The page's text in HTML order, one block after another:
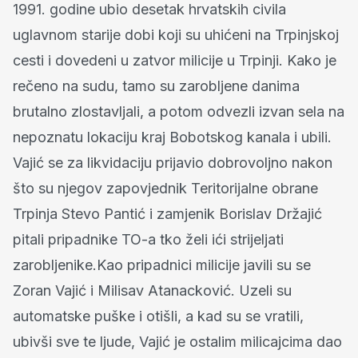
1991. godine ubio desetak hrvatskih civila
uglavnom starije dobi koji su uhićeni na Trpinjskoj
cesti i dovedeni u zatvor milicije u Trpinji. Kako je
rečeno na sudu, tamo su zarobljene danima
brutalno zlostavljali, a potom odvezli izvan sela na
nepoznatu lokaciju kraj Bobotskog kanala i ubili.
Vajić se za likvidaciju prijavio dobrovoljno nakon
što su njegov zapovjednik Teritorijalne obrane
Trpinja Stevo Pantić i zamjenik Borislav Držajić
pitali pripadnike TO-a tko želi ići strijeljati
zarobljenike.Kao pripadnici milicije javili su se
Zoran Vajić i Milisav Atanacković. Uzeli su
automatske puške i otišli, a kad su se vratili,
ubivši sve te ljude, Vajić je ostalim milicajcima dao